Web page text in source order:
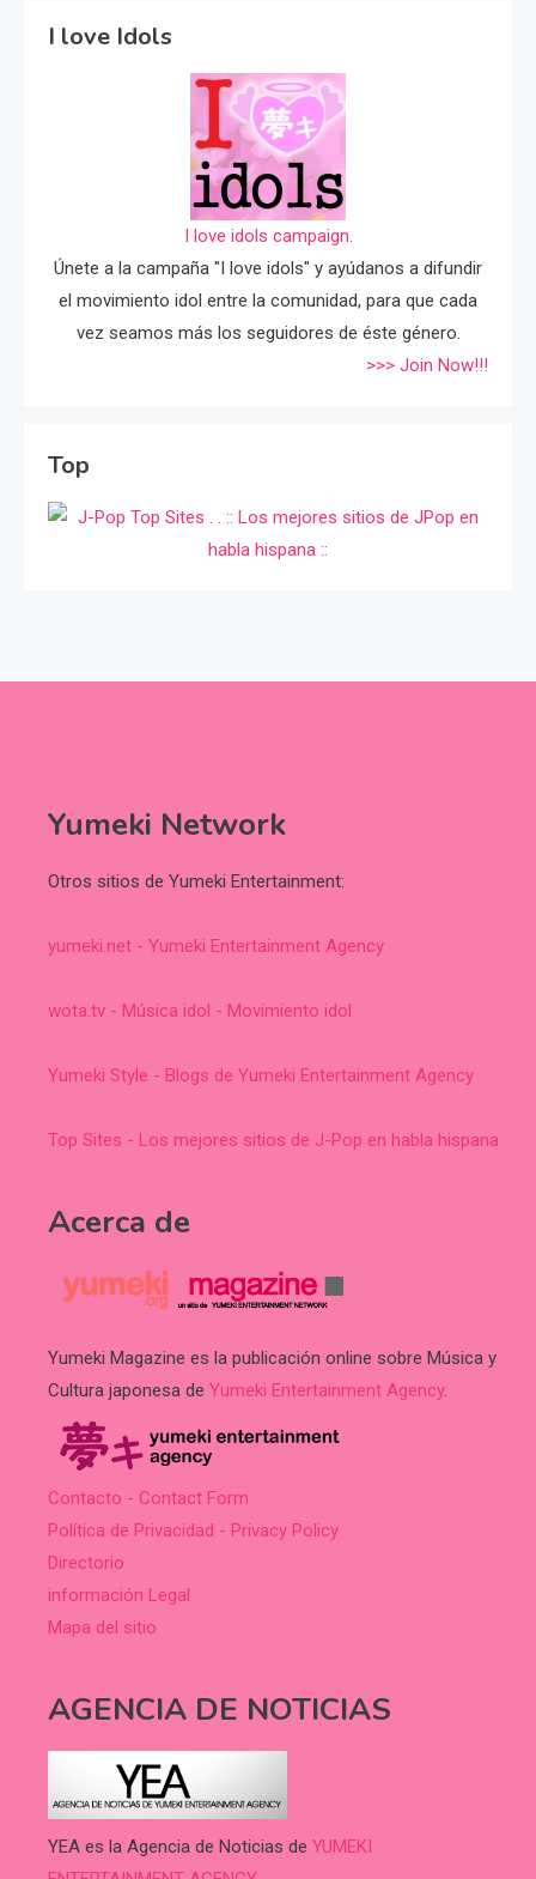
I love Idols
I love idols campaign.
Únete a la campaña "I love idols" y ayúdanos a difundir
el movimiento idol entre la comunidad, para que cada
vez seamos más los seguidores de éste género.
>>> Join Now!!!
Top
Yumeki Network
Otros sitios de Yumeki Entertainment:
yumeki.net - Yumeki Entertainment Agency
wota.tv - Música idol - Movimiento idol
Yumeki Style - Blogs de Yumeki Entertainment Agency
Top Sites - Los mejores sitios de J-Pop en habla hispana
Acerca de
Yumeki Magazine es la publicación online sobre Música y
Cultura japonesa de Yumeki Entertainment Agency.
Contacto - Contact Form
Política de Privacidad - Privacy Policy
Directorio
información Legal
Mapa del sitio
AGENCIA DE NOTICIAS
YEA es la Agencia de Noticias de YUMEKI